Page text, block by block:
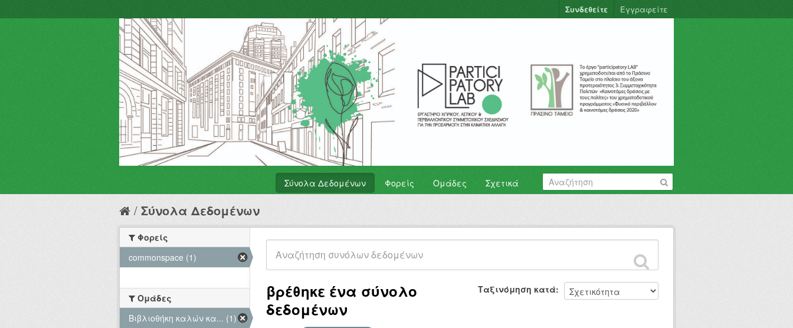
Συνδεθείτε Εγγραφείτε
Σύνολα Δεδομένων Φορείς Ομάδες Σχετικά
Σύνολα Δεδομένων
Ταξινόμηση κατά
βρέθηκε ένα σύνολο
δεδομένων
Φορείς
commonspace (1)
Ομάδες
Βιβλιοθήκη καλών κα... (1)